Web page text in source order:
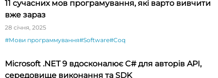
11 сучасних мов програмування, які варто вивчити
вже зараз
28 січня, 2025
#Мови программування#Software#Coq
Microsoft .NET 9 вдосконалює C# для авторів API,
середовище виконання та SDK